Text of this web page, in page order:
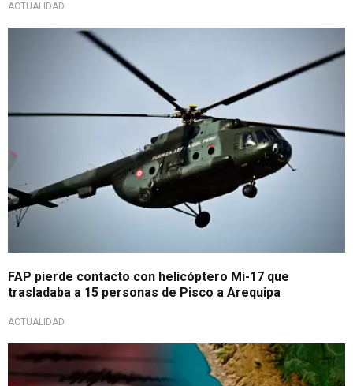
ACTUALIDAD
FAP pierde contacto con helicóptero Mi-17 que
trasladaba a 15 personas de Pisco a Arequipa
ACTUALIDAD
Temblor en la costa